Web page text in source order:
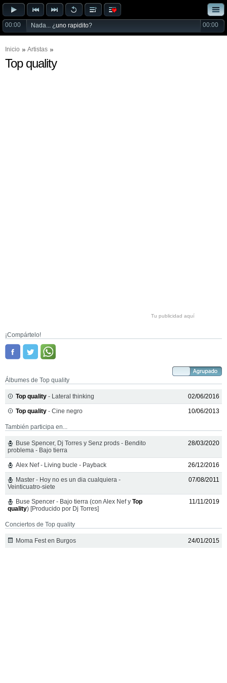
00:00 Nada... ¿uno rapidito? 00:00
Inicio Artistas
Top quality
Tu publicidad aquí
¡Compártelo!
Álbumes de Top quality
Top quality - Lateral thinking 02/06/2016
Top quality - Cine negro 10/06/2013
También participa en...
Buse Spencer, Dj Torres y Senz prods - Bendito
problema - Bajo tierra
28/03/2020
Alex Nef - Living bucle - Payback 26/12/2016
Master - Hoy no es un dia cualquiera -
Veinticuatro-siete
07/08/2011
Buse Spencer - Bajo tierra (con Alex Nef y Top
quality) [Producido por Dj Torres]
11/11/2019
Conciertos de Top quality
Moma Fest en Burgos 24/01/2015